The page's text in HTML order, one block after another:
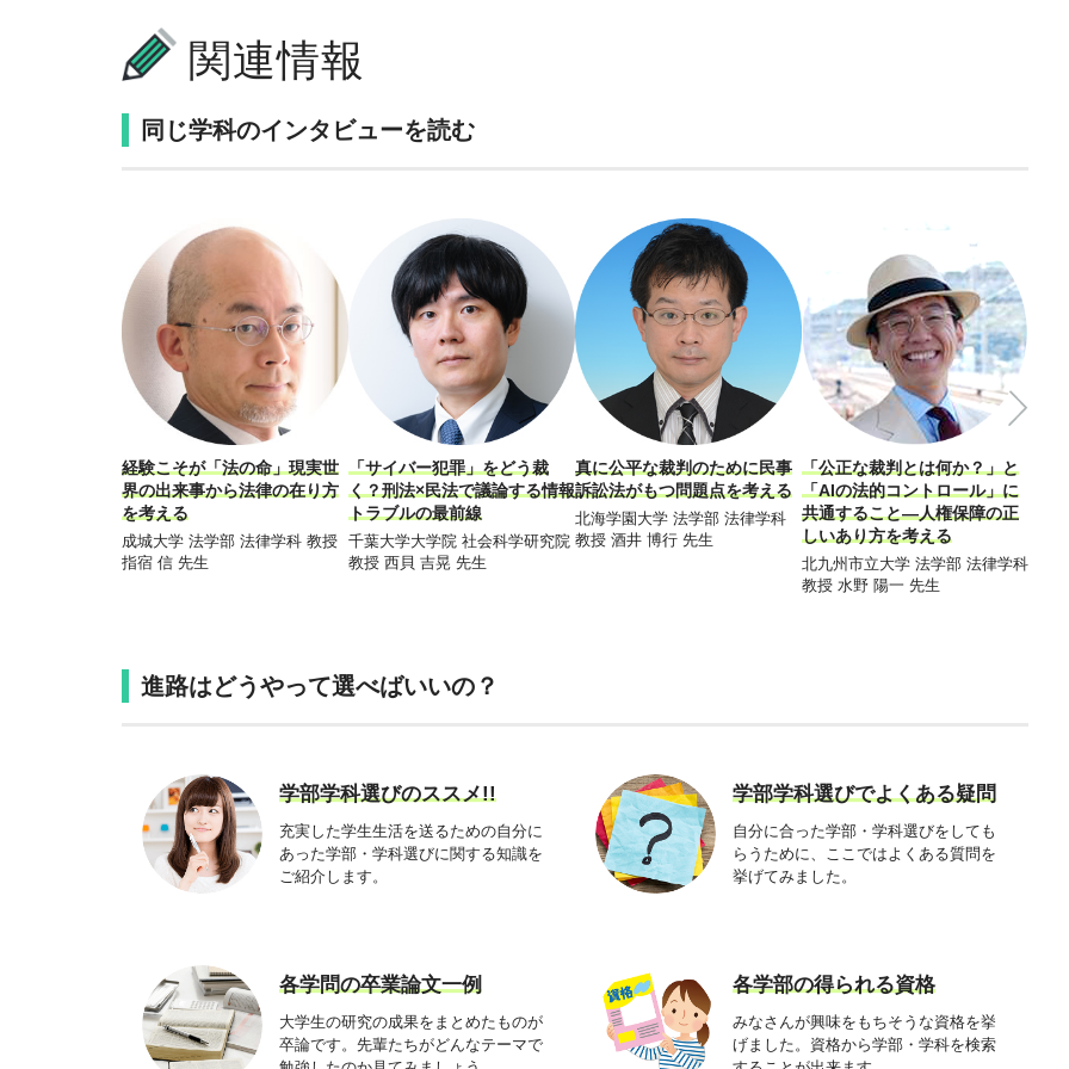
関連情報
同じ学科のインタビューを読む
経験こそが「法の命」現実世
界の出来事から法律の在り方
を考える
成城大学 法学部 法律学科 教授
指宿 信 先生
「サイバー犯罪」をどう裁
く？刑法×民法で議論する情報
トラブルの最前線
千葉大学大学院 社会科学研究院
教授 西貝 吉晃 先生
真に公平な裁判のために民事
訴訟法がもつ問題点を考える
北海学園大学 法学部 法律学科
教授 酒井 博行 先生
「公正な裁判とは何か？」と
「AIの法的コントロール」に
共通すること―人権保障の正
しいあり方を考える
北九州市立大学 法学部 法律学科
教授 水野 陽一 先生
進路はどうやって選べばいいの？
学部学科選びのススメ!!
充実した学生生活を送るための自分に
あった学部・学科選びに関する知識を
ご紹介します。
学部学科選びでよくある疑問
自分に合った学部・学科選びをしても
らうために、ここではよくある質問を
挙げてみました。
各学問の卒業論文一例
大学生の研究の成果をまとめたものが
卒論です。先輩たちがどんなテーマで
各学部の得られる資格
みなさんが興味をもちそうな資格を挙
げました。資格から学部・学科を検索